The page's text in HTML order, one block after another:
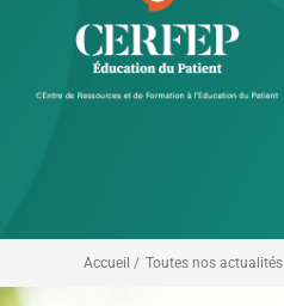
Accueil / Toutes nos actualités